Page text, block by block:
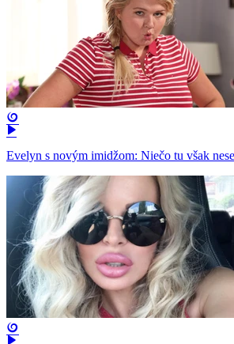
Evelyn s novým imidžom: Niečo tu však